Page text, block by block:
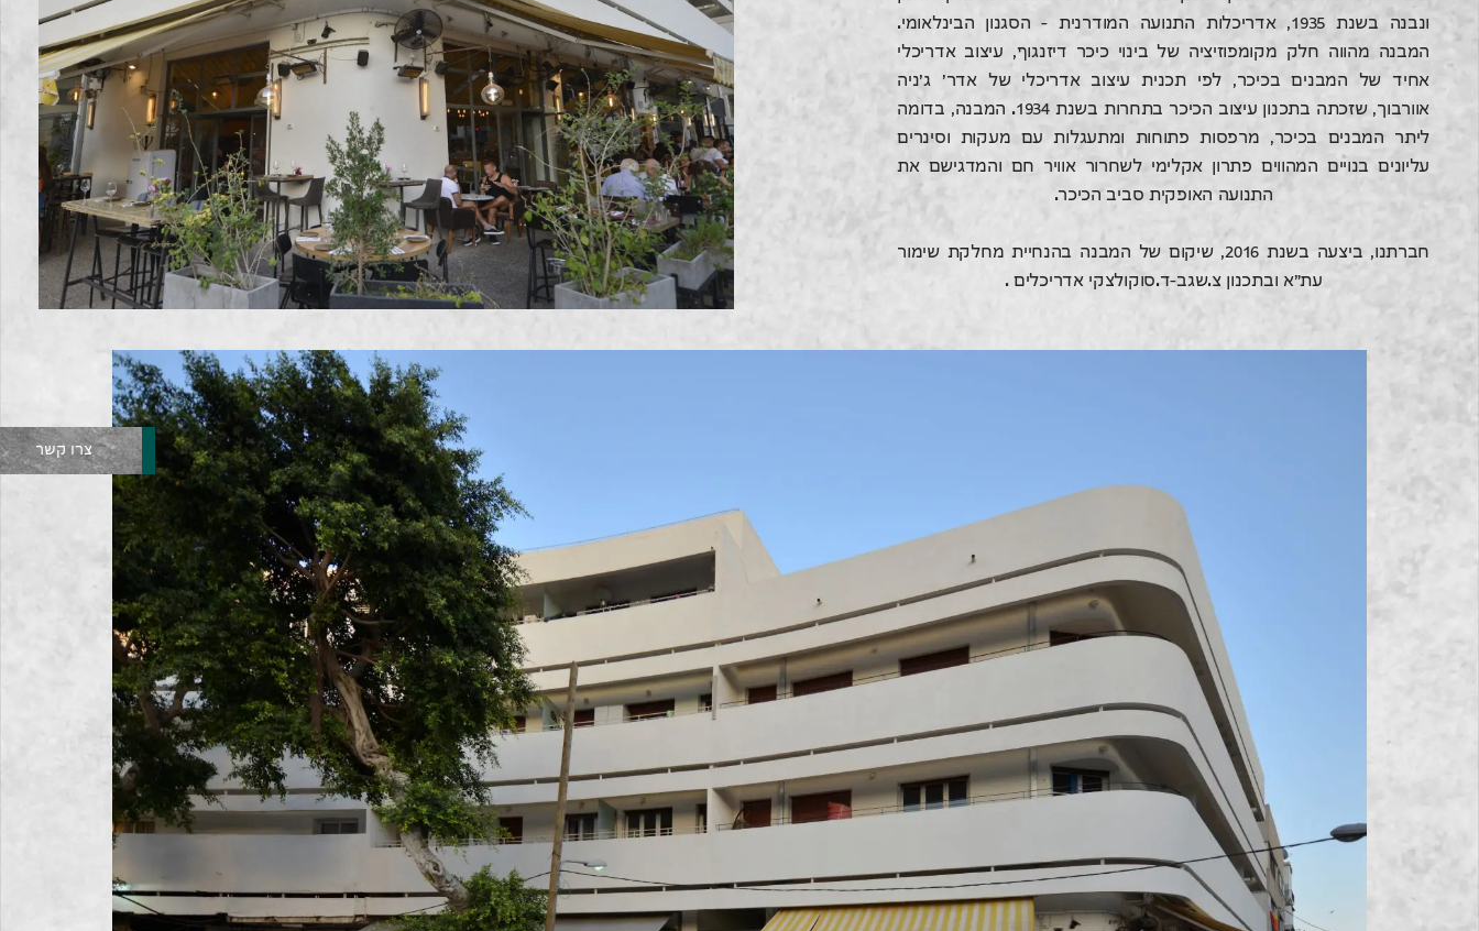
ונבנה בשנת 1935, אדריכלות התנועה המודרנית – הסגנון הבינלאומי.
המבנה מהווה חלק מקומפוזיציה של בינוי כיכר דיזנגוף, עיצוב אדריכלי
אחיד של המבנים בכיכר, לפי תכנית עיצוב אדריכלי של אדר' ג'ניה
אוורבוך, שזכתה בתכנון עיצוב הכיכר בתחרות בשנת 1934. המבנה, בדומה
ליתר המבנים בכיכר, מרפסות פתוחות ומתעגלות עם מעקות וסינרים
עליונים בנויים המהווים פתרון אקלימי לשחרור אוויר חם והמדגישם את
התנועה האופקית סביב הכיכר.
חברתנו, ביצעה בשנת 2016, שיקום של המבנה בהנחיית מחלקת שימור
עת"א ובתכנון צ.שגב-ד.סוקולצקי אדריכלים .
צרו קשר